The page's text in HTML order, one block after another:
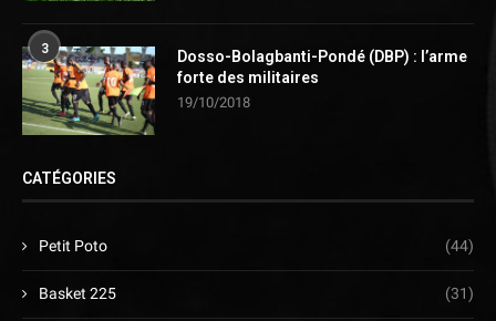
3
Dosso-Bolagbanti-Pondé (DBP) : l’arme
forte des militaires
19/10/2018
CATÉGORIES
Petit Poto (44)
Basket 225 (31)